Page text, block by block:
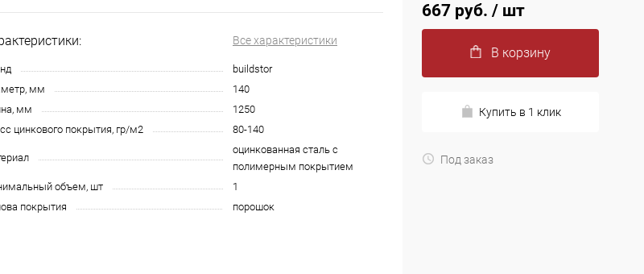
Все характеристики
buildstor
мм
140
мм
1250
цинкового покрытия, гр/м2
80-140
оцинкованная сталь с
полимерным покрытием
объем, шт
1
покрытия
порошок
667 руб. / шт
В корзину
Купить в 1 клик
Под заказ